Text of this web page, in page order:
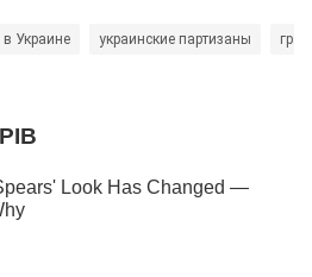
Украине украинские партизаны